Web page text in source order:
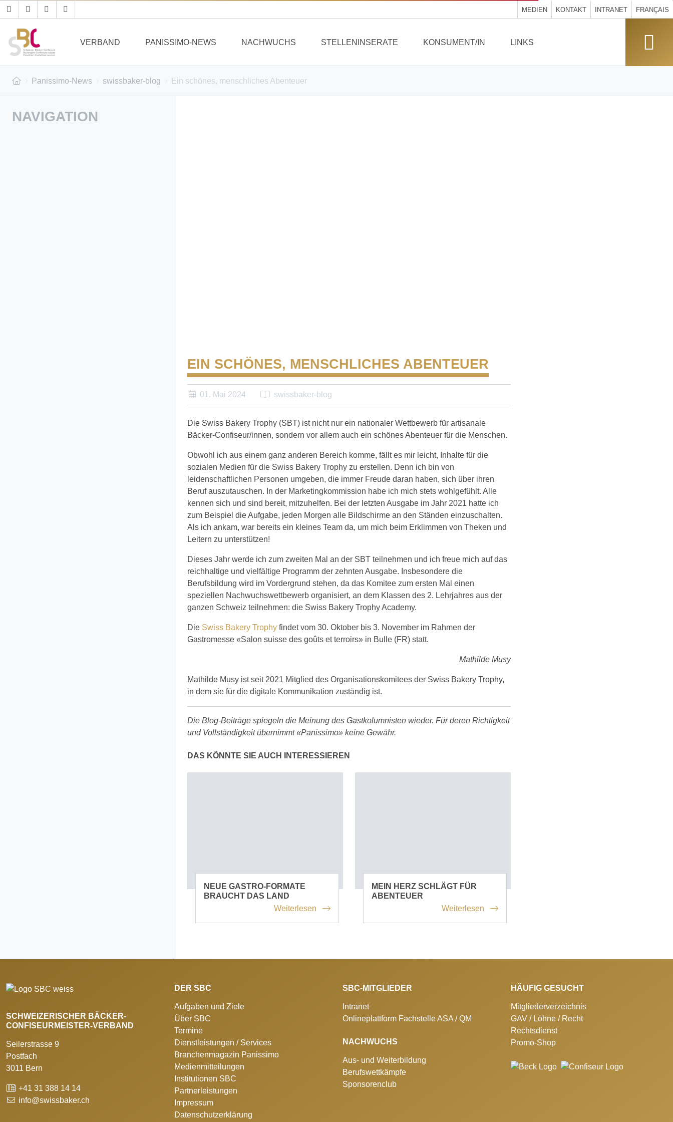
MEDIEN KONTAKT INTRANET FRANÇAIS
VERBAND PANISSIMO-NEWS NACHWUCHS STELLENINSERATE KONSUMENT/IN LINKS
Panissimo-News swissbaker-blog Ein schönes, menschliches Abenteuer
NAVIGATION
EIN SCHÖNES, MENSCHLICHES ABENTEUER
01. Mai 2024 swissbaker-blog
Die Swiss Bakery Trophy (SBT) ist nicht nur ein nationaler Wettbewerb für artisanale
Bäcker-Confiseur/innen, sondern vor allem auch ein schönes Abenteuer für die Menschen.
Obwohl ich aus einem ganz anderen Bereich komme, fällt es mir leicht, Inhalte für die
sozialen Medien für die Swiss Bakery Trophy zu erstellen. Denn ich bin von
leidenschaftlichen Personen umgeben, die immer Freude daran haben, sich über ihren
Beruf auszutauschen. In der Marketingkommission habe ich mich stets wohlgefühlt. Alle
kennen sich und sind bereit, mitzuhelfen. Bei der letzten Ausgabe im Jahr 2021 hatte ich
zum Beispiel die Aufgabe, jeden Morgen alle Bildschirme an den Ständen einzuschalten.
Als ich ankam, war bereits ein kleines Team da, um mich beim Erklimmen von Theken und
Leitern zu unterstützen!
Dieses Jahr werde ich zum zweiten Mal an der SBT teilnehmen und ich freue mich auf das
reichhaltige und vielfältige Programm der zehnten Ausgabe. Insbesondere die
Berufsbildung wird im Vordergrund stehen, da das Komitee zum ersten Mal einen
speziellen Nachwuchswettbewerb organisiert, an dem Klassen des 2. Lehrjahres aus der
ganzen Schweiz teilnehmen: die Swiss Bakery Trophy Academy.
Die Swiss Bakery Trophy findet vom 30. Oktober bis 3. November im Rahmen der
Gastromesse «Salon suisse des goûts et terroirs» in Bulle (FR) statt.
Mathilde Musy
Mathilde Musy ist seit 2021 Mitglied des Organisationskomitees der Swiss Bakery Trophy,
in dem sie für die digitale Kommunikation zuständig ist.
Die Blog-Beiträge spiegeln die Meinung des Gastkolumnisten wieder. Für deren Richtigkeit
und Vollständigkeit übernimmt «Panissimo» keine Gewähr.
DAS KÖNNTE SIE AUCH INTERESSIEREN
NEUE GASTRO-FORMATE
BRAUCHT DAS LAND
Weiterlesen
MEIN HERZ SCHLÄGT FÜR
ABENTEUER
Weiterlesen
SCHWEIZERISCHER BÄCKER-
CONFISEURMEISTER-VERBAND
Seilerstrasse 9
Postfach
3011 Bern
+41 31 388 14 14
info@swissbaker.ch
DER SBC
Aufgaben und Ziele
Über SBC
Termine
Dienstleistungen / Services
Branchenmagazin Panissimo
Medienmitteilungen
Institutionen SBC
Partnerleistungen
Impressum
Datenschutzerklärung
SBC-MITGLIEDER
Intranet
Onlineplattform Fachstelle ASA / QM
NACHWUCHS
Aus- und Weiterbildung
Berufswettkämpfe
Sponsorenclub
HÄUFIG GESUCHT
Mitgliederverzeichnis
GAV / Löhne / Recht
Rechtsdienst
Promo-Shop